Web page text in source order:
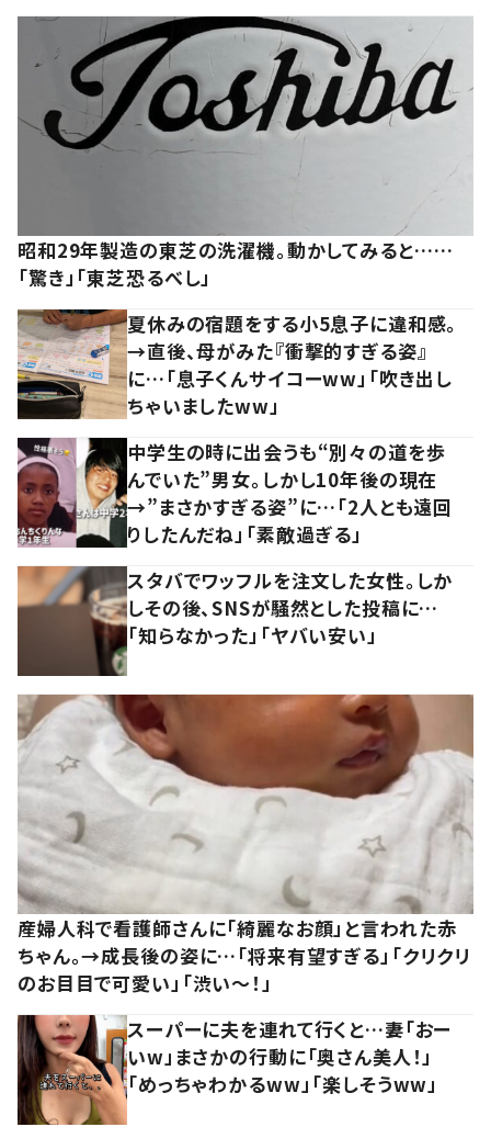
昭和29年製造の東芝の洗濯機。動かしてみると……
「驚き」「東芝恐るべし」
夏休みの宿題をする小5息子に違和感。
→直後、母がみた『衝撃的すぎる姿』
に…「息子くんサイコーww」「吹き出し
ちゃいましたww」
中学生の時に出会うも“別々の道を歩
んでいた”男女。しかし10年後の現在
→”まさかすぎる姿”に…「2人とも遠回
りしたんだね」「素敵過ぎる」
スタバでワッフルを注文した女性。しか
しその後、SNSが騒然とした投稿に…
「知らなかった」「ヤバい安い」
産婦人科で看護師さんに「綺麗なお顔」と言われた赤
ちゃん。→成長後の姿に…「将来有望すぎる」「クリクリ
のお目目で可愛い」「渋い～！」
スーパーに夫を連れて行くと…妻「おー
いw」まさかの行動に「奥さん美人！」
「めっちゃわかるww」「楽しそうww」